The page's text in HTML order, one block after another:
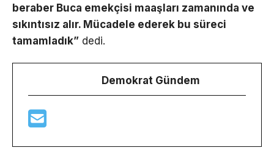
beraber Buca emekçisi maaşları zamanında ve
sıkıntısız alır. Mücadele ederek bu süreci
tamamladık” dedi.
Demokrat Gündem